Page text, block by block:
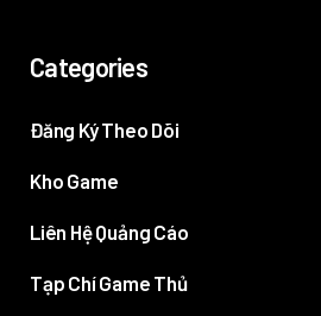
Categories
Đăng Ký Theo Dõi
Kho Game
Liên Hệ Quảng Cáo
Tạp Chí Game Thủ